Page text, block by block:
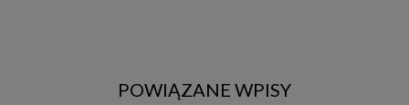
POWIĄZANE WPISY